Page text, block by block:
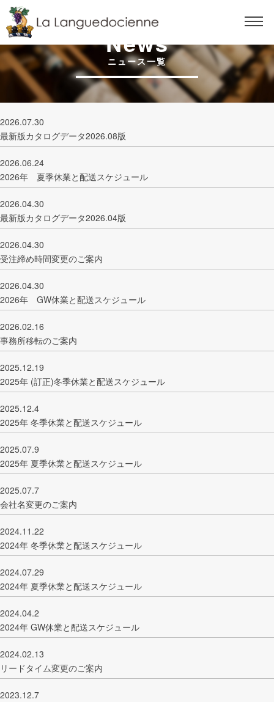
News
ニュース一覧
2026.07.30
最新版カタログデータ2026.08版
2026.06.24
2026年 夏季休業と配送スケジュール
2026.04.30
最新版カタログデータ2026.04版
2026.04.30
受注締め時間変更のご案内
2026.04.30
2026年 GW休業と配送スケジュール
2026.02.16
事務所移転のご案内
2025.12.19
2025年 (訂正)冬季休業と配送スケジュール
2025.12.4
2025年 冬季休業と配送スケジュール
2025.07.9
2025年 夏季休業と配送スケジュール
2025.07.7
会社名変更のご案内
2024.11.22
2024年 冬季休業と配送スケジュール
2024.07.29
2024年 夏季休業と配送スケジュール
2024.04.2
2024年 GW休業と配送スケジュール
2024.02.13
リードタイム変更のご案内
2023.12.7